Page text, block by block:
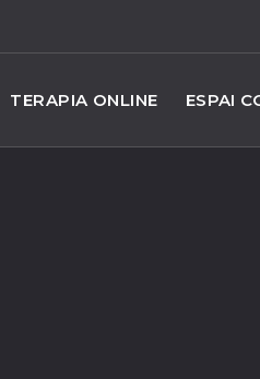
TERAPIA ONLINE ESPAI